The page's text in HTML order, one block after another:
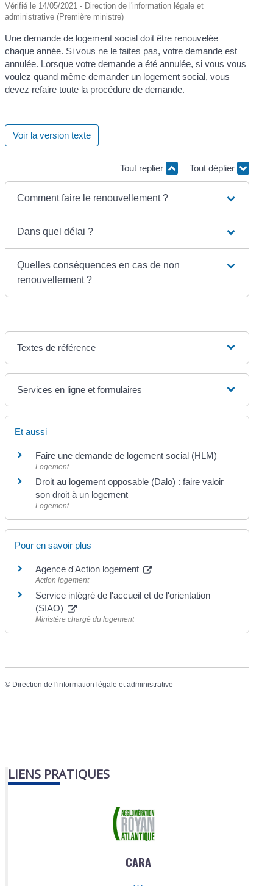
Vérifié le 14/05/2021 - Direction de l'information légale et
administrative (Première ministre)
Une demande de logement social doit être renouvelée
chaque année. Si vous ne le faites pas, votre demande est
annulée. Lorsque votre demande a été annulée, si vous vous
voulez quand même demander un logement social, vous
devez refaire toute la procédure de demande.
Voir la version texte
Tout replier Tout déplier
Comment faire le renouvellement ?
Dans quel délai ?
Quelles conséquences en cas de non
renouvellement ?
Textes de référence
Services en ligne et formulaires
Et aussi
Faire une demande de logement social (HLM)
Logement
Droit au logement opposable (Dalo) : faire valoir
son droit à un logement
Logement
Pour en savoir plus
Agence d'Action logement
Action logement
Service intégré de l'accueil et de l'orientation
(SIAO)
Ministère chargé du logement
© Direction de l'information légale et administrative
LIENS PRATIQUES
CARA